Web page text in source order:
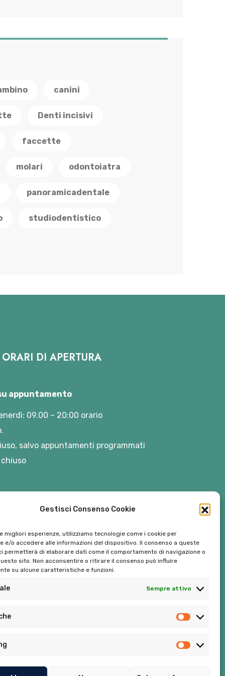
Gestisci Consenso Cookie
migliori esperienze, utilizziamo tecnologie come i cookie per
e/o accedere alle informazioni del dispositivo. Il consenso a queste
permetterà di elaborare dati come il comportamento di navigazione o
sito. Non acconsentire o ritirare il consenso può influire
su alcune caratteristiche e funzioni.
Sempre attivo
canini
Denti incisivi
faccette
molari odontoiatra
panoramicadentale
studiodentistico
ORARI DI APERTURA
appuntamento
09.00 – 20:00 orario
salvo appuntamenti programmati